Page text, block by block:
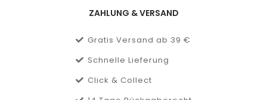
ZAHLUNG & VERSAND
Gratis Versand ab 39 €
Schnelle Lieferung
Click & Collect